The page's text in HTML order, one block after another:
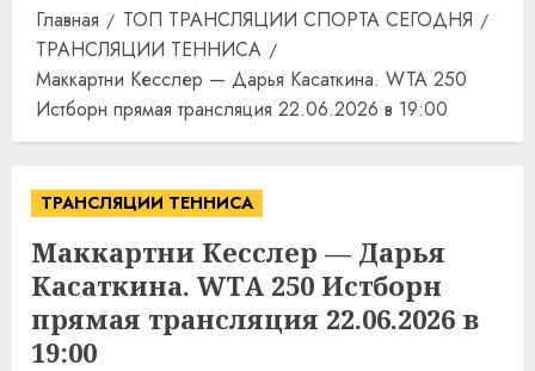
Главная
ТОП ТРАНСЛЯЦИИ СПОРТА СЕГОДНЯ
ТРАНСЛЯЦИИ ТЕННИСА
Маккартни Кесслер — Дарья Касаткина. WTA 250
Истборн прямая трансляция 22.06.2026 в 19:00
ТРАНСЛЯЦИИ ТЕННИСА
Маккартни Кесслер — Дарья
Касаткина. WTA 250 Истборн
прямая трансляция 22.06.2026 в
19:00